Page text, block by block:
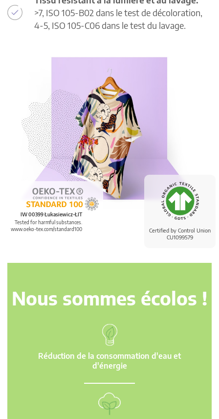
Certified by Control Union
CU1099579
IW 00399 Łukasiewicz-ŁIT
Tested for harmful substances.
www.oeko-tex.com/standard100
>7, ISO 105-B02 dans le test de décoloration,
4-5, ISO 105-C06 dans le test du lavage.
Nous sommes écolos !
Réduction de la consommation d'eau et
d'énergie